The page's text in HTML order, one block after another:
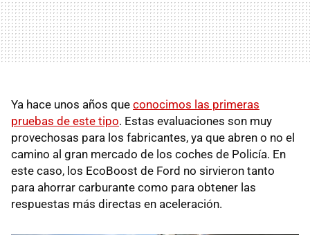
Ya hace unos años que conocimos las primeras
pruebas de este tipo. Estas evaluaciones son muy
provechosas para los fabricantes, ya que abren o no el
camino al gran mercado de los coches de Policía. En
este caso, los EcoBoost de Ford no sirvieron tanto
para ahorrar carburante como para obtener las
respuestas más directas en aceleración.